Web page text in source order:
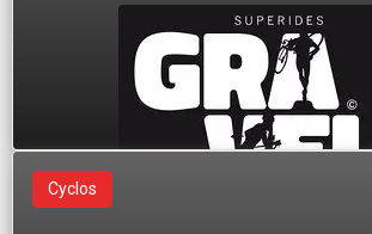
Cyclos